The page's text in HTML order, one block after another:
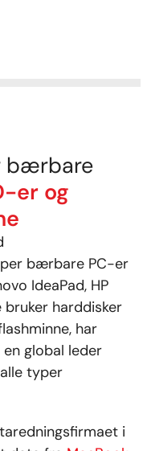
bærbare
er og
bærbare PC-er
IdeaPad, HP
harddisker
har
global leder
typer
i